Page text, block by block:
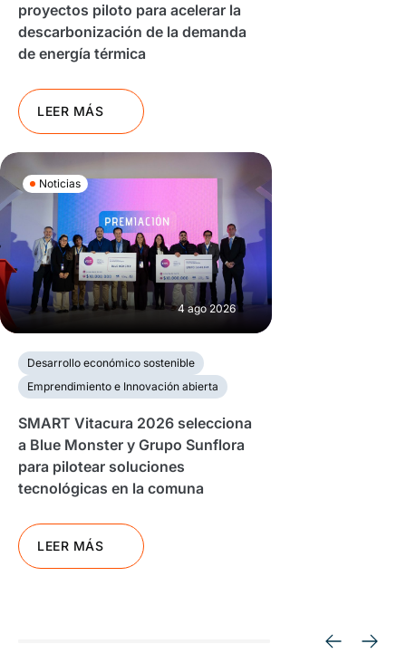
proyectos piloto para acelerar la
descarbonización de la demanda
de energía térmica
LEER MÁS
Noticias
4 ago 2026
Desarrollo económico sostenible
Emprendimiento e Innovación abierta
SMART Vitacura 2026 selecciona
a Blue Monster y Grupo Sunflora
para pilotear soluciones
tecnológicas en la comuna
LEER MÁS